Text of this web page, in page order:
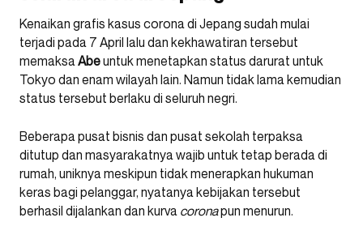
Kenaikan grafis kasus corona di Jepang sudah mulai
terjadi pada 7 April lalu dan kekhawatiran tersebut
memaksaAbeuntuk menetapkan status darurat untuk
Tokyo dan enam wilayah lain. Namun tidak lama kemudian
status tersebut berlaku di seluruh negri.
Beberapa pusat bisnis dan pusat sekolah terpaksa
ditutup dan masyarakatnya wajib untuk tetap berada di
rumah, uniknya meskipun tidak menerapkan hukuman
keras bagi pelanggar, nyatanya kebijakan tersebut
berhasil dijalankan dan kurva coronapun menurun.